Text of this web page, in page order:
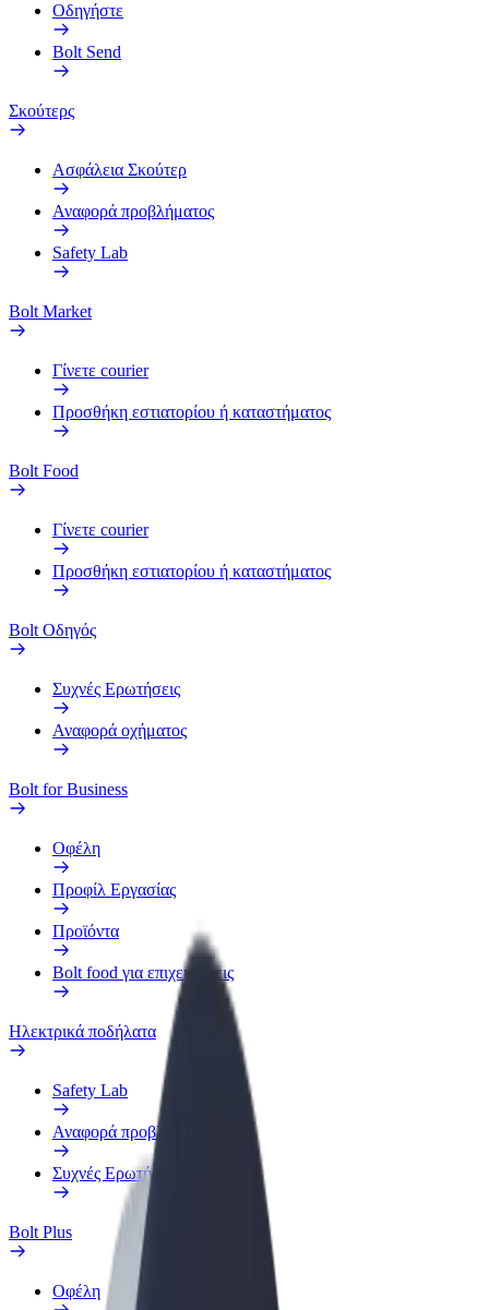
Οδηγήστε
Bolt Send
Σκούτερς
Ασφάλεια Σκούτερ
Αναφορά προβλήματος
Safety Lab
Bolt Market
Γίνετε courier
Προσθήκη εστιατορίου ή καταστήματος
Bolt Food
Γίνετε courier
Προσθήκη εστιατορίου ή καταστήματος
Bolt Οδηγός
Συχνές Ερωτήσεις
Αναφορά οχήματος
Bolt for Business
Οφέλη
Προφίλ Εργασίας
Προϊόντα
Bolt food για επιχειρήσεις
Ηλεκτρικά ποδήλατα
Safety Lab
Αναφορά προβλήματος
Συχνές Ερωτήσεις
Bolt Plus
Οφέλη